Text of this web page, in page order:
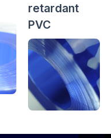
retardant
PVC